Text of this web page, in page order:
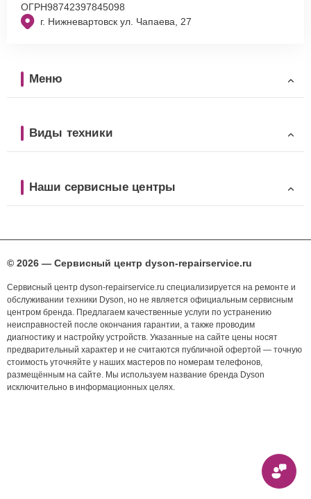
г. Нижневартовск ул. Чапаева, 27
ОГРН98742397845098
Меню
Виды техники
Наши сервисные центры
© 2026 — Сервисный центр dyson-repairservice.ru
Сервисный центр dyson-repairservice.ru специализируется на ремонте и
обслуживании техники Dyson, но не является официальным сервисным
центром бренда. Предлагаем качественные услуги по устранению
неисправностей после окончания гарантии, а также проводим
диагностику и настройку устройств. Указанные на сайте цены носят
предварительный характер и не считаются публичной офертой — точную
стоимость уточняйте у наших мастеров по номерам телефонов,
размещённым на сайте. Мы используем название бренда Dyson
исключительно в информационных целях.